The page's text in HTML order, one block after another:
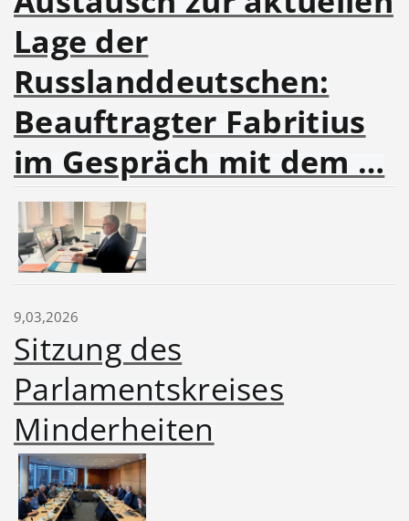
Lage der
Russlanddeutschen:
Beauftragter Fabritius
im Gespräch mit dem …
9,03,2026
Sitzung des
Parlamentskreises
Minderheiten